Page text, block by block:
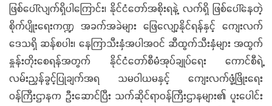
ဖြစ်ပေါ်လျက်ရှိပါကြောင်း၊ နိုင်ငံတော်အစိုးရနဲ့ လက်ရှိ ဖြစ်ပေါ်နေတဲ့
စိုက်ပျိုးရေးကဏ္ဍ အခက်အခဲများ ဖြေလျော့နိုင်ရန်နှင့် ကျေးလက်
ဒေသရှိ ဆန်စပါး၊ နေကြာသီးနှံအပါအဝင် ဆီထွက်သီးနှံများ အထွက်
နှုန်းတိုးစေရန်အတွက် နိုင်ငံတော်စီမံအုပ်ချုပ်ရေး ကောင်စီရဲ့
လမ်းညွှန်ခွင့်ပြုချက်အရ သမဝါယမနှင့် ကျေးလက်ဖွံ့ဖြိုးရေး
ဝန်ကြီးဌာနက ဦးဆောင်ပြီး သက်ဆိုင်ရာဝန်ကြီးဌာနများ၏ ပူးပေါင်း